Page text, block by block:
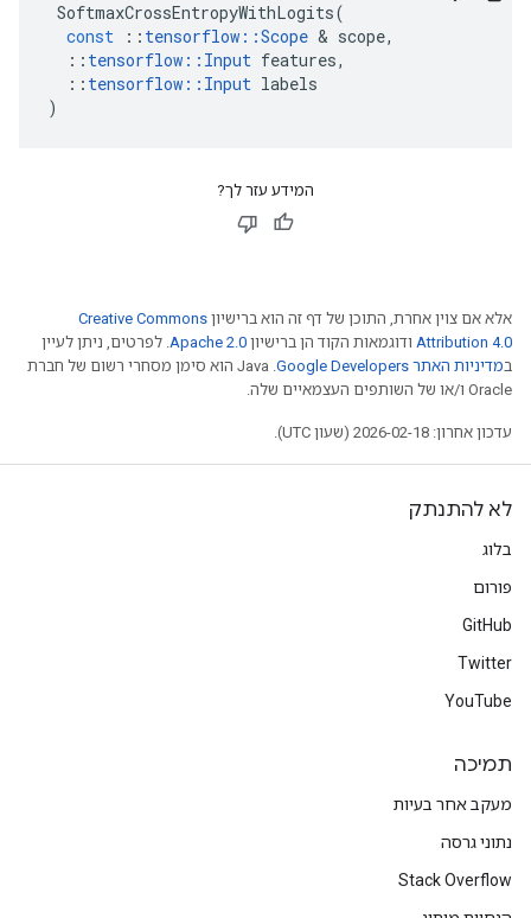
SoftmaxCrossEntropyWithLogits(
const
:: tensorflow ::Scope & scope,
:: tensorflow :: Input features,
:: tensorflow :: Input labels
)
המידע עזר לך?
אלא אם צוין אחרת, התוכן של דף זה הוא ברישיון Creative Commons
Attribution 4.0 ודוגמאות הקוד הן ברישיון Apache 2.0. לפרטים, ניתן לעיין
במדיניות האתר Google Developers‏
.‏ Java הוא סימן מסחרי רשום של חברת
Oracle ו/או של השותפים העצמאיים שלה.
עדכון אחרון: 2026-02-18 (שעון UTC).
לא להתנתק
בלוג
פורום
GitHub
Twitter
YouTube
תמיכה
מעקב אחר בעיות
נתוני גרסה
Stack Overflow